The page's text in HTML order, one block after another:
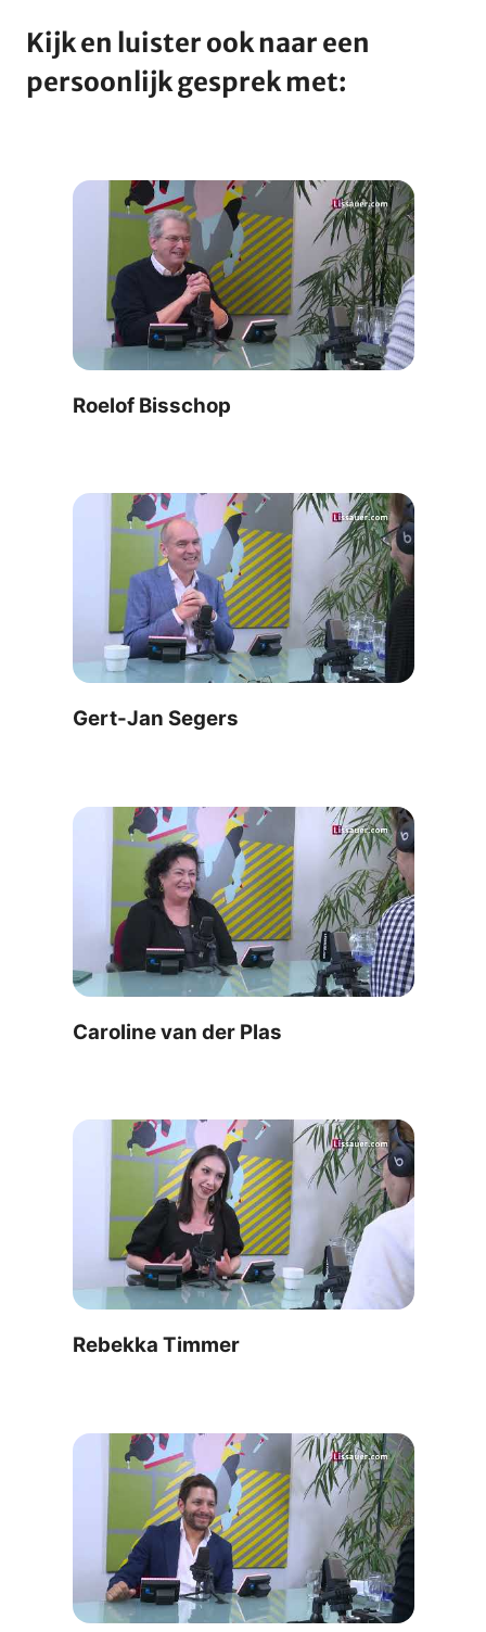
Kijk en luister ook naar een
persoonlijk gesprek met:
Roelof Bisschop
Gert-Jan Segers
Caroline van der Plas
Rebekka Timmer